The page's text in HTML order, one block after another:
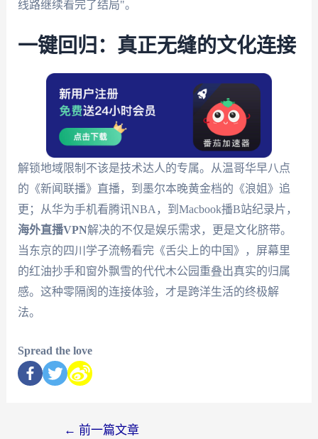
线路继续看完了结局"。
一键回归：真正无缝的文化连接
解锁地域限制不该是技术达人的专属。从温哥华早八点
的《新闻联播》直播，到墨尔本晚黄金档的《浪姐》追
更；从华为手机看腾讯NBA，到Macbook播B站纪录片，
海外直播VPN解决的不仅是娱乐需求，更是文化脐带。
当东京的四川学子流畅看完《舌尖上的中国》，屏幕里
的红油抄手和窗外飘雪的代代木公园重叠出真实的归属
感。这种零隔阂的连接体验，才是跨洋生活的终极解
法。
Spread the love
← 前一篇文章